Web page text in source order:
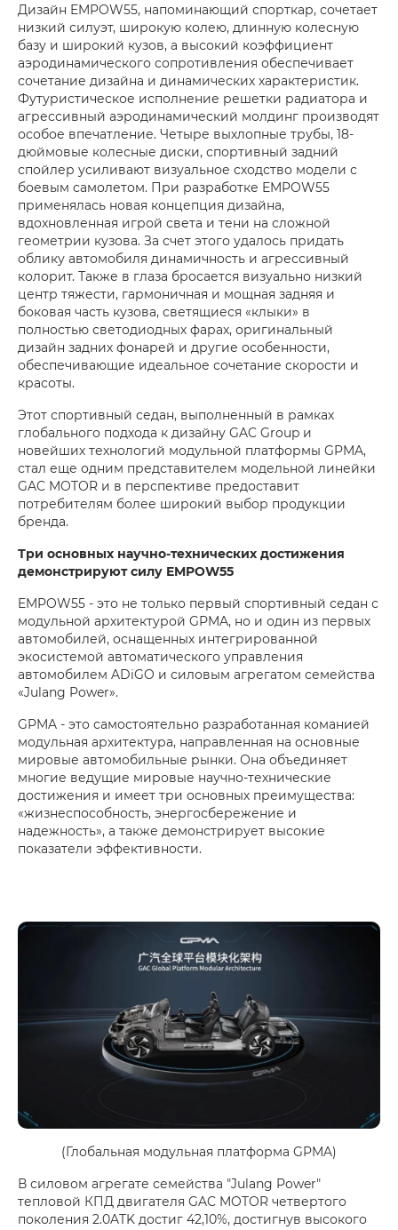
Дизайн EMPOW55, напоминающий спорткар, сочетает
низкий силуэт, широкую колею, длинную колесную
базу и широкий кузов, а высокий коэффициент
аэродинамического сопротивления обеспечивает
сочетание дизайна и динамических характеристик.
Футуристическое исполнение решетки радиатора и
агрессивный аэродинамический молдинг производят
особое впечатление. Четыре выхлопные трубы, 18-
дюймовые колесные диски, спортивный задний
спойлер усиливают визуальное сходство модели с
боевым самолетом. При разработке EMPOW55
применялась новая концепция дизайна,
вдохновленная игрой света и тени на сложной
геометрии кузова. За счет этого удалось придать
облику автомобиля динамичность и агрессивный
колорит. Также в глаза бросается визуально низкий
центр тяжести, гармоничная и мощная задняя и
боковая часть кузова, светящиеся «клыки» в
полностью светодиодных фарах, оригинальный
дизайн задних фонарей и другие особенности,
обеспечивающие идеальное сочетание скорости и
красоты.
Этот спортивный седан, выполненный в рамках
глобального подхода к дизайну GAC Group и
новейших технологий модульной платформы GPMA,
стал еще одним представителем модельной линейки
GAC MOTOR и в перспективе предоставит
потребителям более широкий выбор продукции
бренда.
Три основных научно-технических достижения
демонстрируют силу EMPOW55
EMPOW55 - это не только первый спортивный седан с
модульной архитектурой GPMA, но и один из первых
автомобилей, оснащенных интегрированной
экосистемой автоматического управления
автомобилем ADiGO и силовым агрегатом семейства
«Julang Power».
GPMA - это самостоятельно разработанная команией
модульная архитектура, направленная на основные
мировые автомобильные рынки. Она объединяет
многие ведущие мировые научно-технические
достижения и имеет три основных преимущества:
«жизнеспособность, энергосбережение и
надежность», а также демонстрирует высокие
показатели эффективности.
(Глобальная модульная платформа GPMA)
В силовом агрегате семейства "Julang Power"
тепловой КПД двигателя GAC MOTOR четвертого
поколения 2.0ATK достиг 42,10%, достигнув высокого